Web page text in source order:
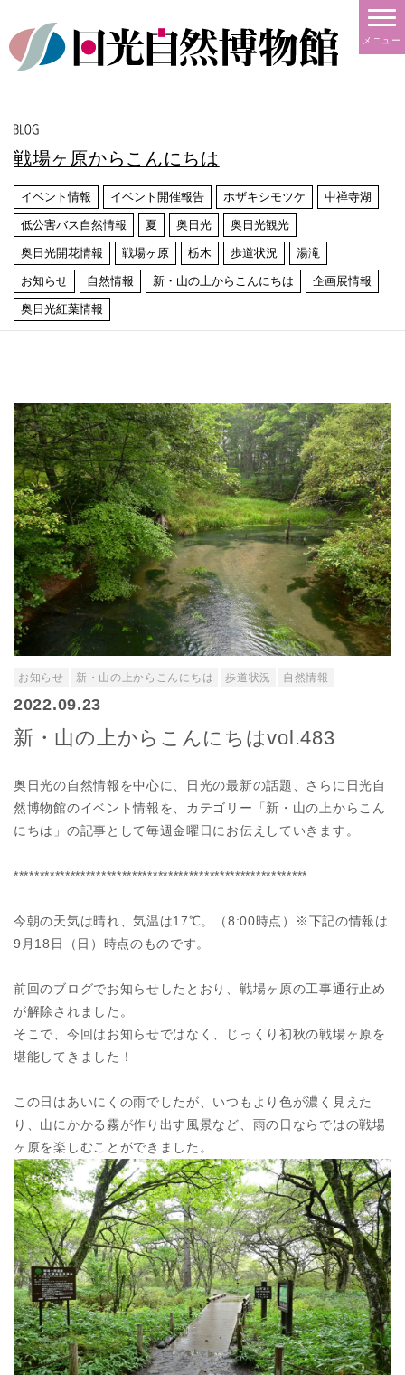
メニュー
戦場ヶ原からこんにちは
イベント情報 イベント開催報告 ホザキシモツケ 中禅寺湖
低公害バス自然情報 夏 奥日光 奥日光観光
奥日光開花情報 戦場ヶ原 栃木 歩道状況 湯滝
お知らせ 自然情報 新・山の上からこんにちは 企画展情報
奥日光紅葉情報
お知らせ 新・山の上からこんにちは 歩道状況 自然情報
2022.09.23
新・山の上からこんにちはvol.483
奥日光の自然情報を中心に、日光の最新の話題、さらに日光自
然博物館のイベント情報を、カテゴリー「新・山の上からこん
にちは」の記事として毎週金曜日にお伝えしていきます。
*********************************************************
今朝の天気は晴れ、気温は17℃。（8:00時点）※下記の情報は
9月18日（日）時点のものです。
前回のブログでお知らせしたとおり、戦場ヶ原の工事通行止め
が解除されました。
そこで、今回はお知らせではなく、じっくり初秋の戦場ヶ原を
堪能してきました！
この日はあいにくの雨でしたが、いつもより色が濃く見えた
り、山にかかる霧が作り出す風景など、雨の日ならではの戦場
ヶ原を楽しむことができました。